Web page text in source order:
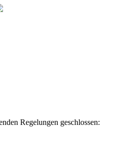
Regelungen geschlossen: